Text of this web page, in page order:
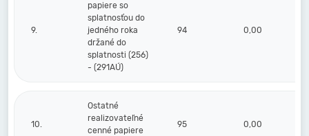
9.
papiere so
splatnosťou do
jedného roka
držané do
splatnosti (256)
- (291AÚ)
94 0,00
10.
Ostatné
realizovateľné
cenné papiere
95 0,00